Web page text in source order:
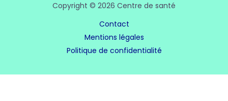
Copyright © 2026 Centre de santé
Contact
Mentions légales
Politique de confidentialité